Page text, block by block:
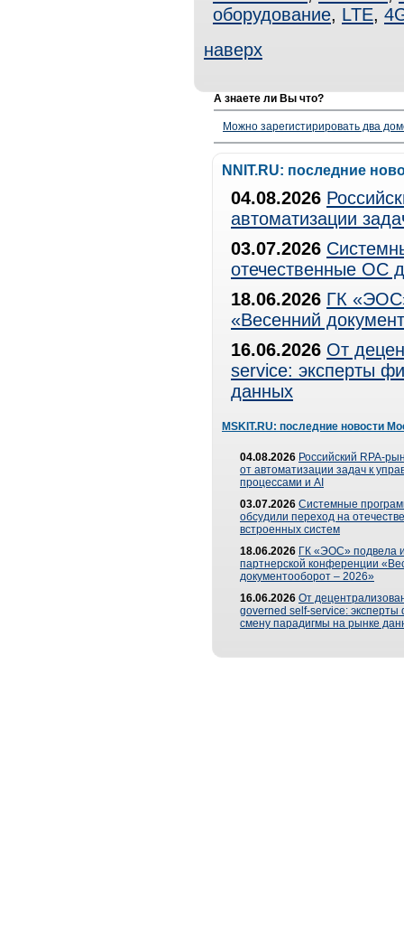
оборудование, LTE,
наверх
А знаете ли Вы что?
Можно зарегистирировать два
NNIT.RU: последние
04.08.2026
автоматизации
03.07.2026
отечественные ОС
18.06.2026 ГК
«Весенний
16.06.2026 От
service: эксперты
данных
MSKIT.RU: последние новости
04.08.2026 Российский RPA-
от автоматизации задач к
процессами и AI
03.07.2026 Системные
обсудили переход на
встроенных систем
18.06.2026 ГК «ЭОС» подвела
партнерской конференции
документооборот – 2026»
16.06.2026 От
governed self-service: эксперты
смену парадигмы на рынке